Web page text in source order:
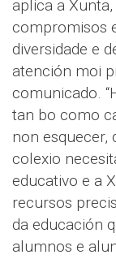
aplica a
compromisos
diversidade e
atención moi
comunicado.
tan bo como
non esquecer,
colexio
educativo e a
recursos
da educación
alumnos e